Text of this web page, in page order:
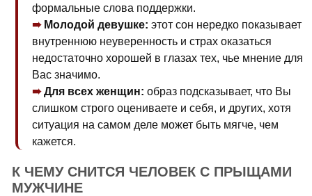
формальные слова поддержки.
Молодой девушке: этот сон нередко показывает
внутреннюю неуверенность и страх оказаться
недостаточно хорошей в глазах тех, чье мнение для
Вас значимо.
Для всех женщин: образ подсказывает, что Вы
слишком строго оцениваете и себя, и других, хотя
ситуация на самом деле может быть мягче, чем
кажется.
К ЧЕМУ СНИТСЯ ЧЕЛОВЕК С ПРЫЩАМИ
МУЖЧИНЕ